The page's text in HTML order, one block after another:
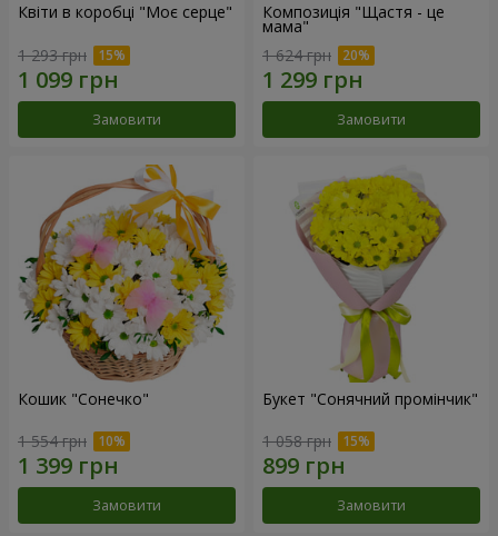
Квіти в коробці "Моє серце"
1 293 грн
Замовити
Композиція "Щастя - це
мама"
1 624 грн
Замовити
Кошик "Сонечко"
1 554 грн
Замовити
Букет "Сонячний промінчик"
1 058 грн
Замовити